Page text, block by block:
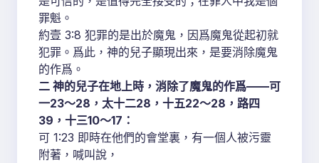
罪魁。
約壹 3:8 犯罪的是出於魔鬼，因爲魔鬼從起初就
犯罪。爲此，神的兒子顯現出來，是要消除魔鬼
的作爲。
二 神的兒子在地上時，消除了魔鬼的作爲——可
一23～28，太十二28，十五22～28，路四
39，十三10～17：
可 1:23 即時在他們的會堂裏，有一個人被污靈
附著，喊叫說，